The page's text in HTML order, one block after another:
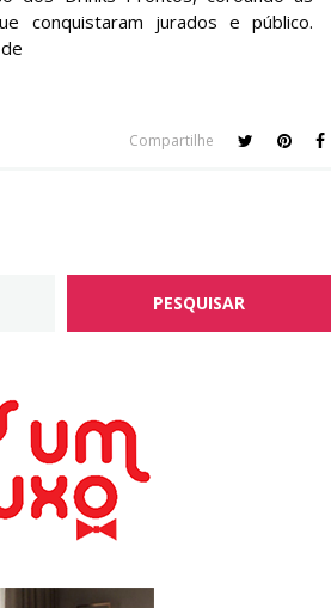
conquistaram jurados e público.
Compartilhe
PESQUISAR